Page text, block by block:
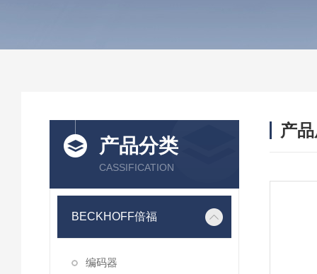
产品分类
CASSIFICATION
BECKHOFF倍福
编码器
产